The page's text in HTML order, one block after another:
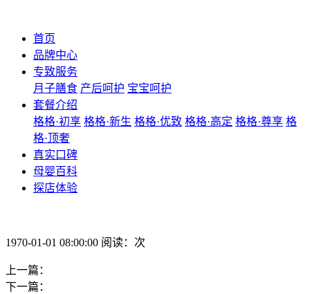
首页
品牌中心
专致服务
月子膳食 产后呵护 宝宝呵护
套餐介绍
格格·初享 格格·新生 格格·优致 格格·高定 格格·尊享 格
格·顶奢
真实口碑
母婴百科
探店体验
1970-01-01 08:00:00 阅读：次
上一篇：
下一篇：